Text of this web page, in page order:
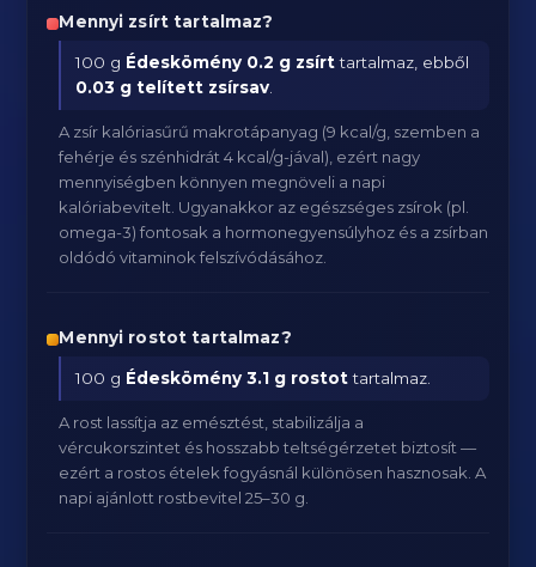
Mennyi zsírt tartalmaz?
100 g Édeskömény 0.2 g zsírttartalmaz, ebből
0.03 g telített zsírsav
A zsír kalóriasűrű makrotápanyag (9 kcal/g, szemben a
fehérje és szénhidrát 4 kcal/g-jával), ezért nagy
mennyiségben könnyen megnöveli a napi
kalóriabevitelt. Ugyanakkor az egészséges zsírok (pl.
omega-3) fontosak a hormonegyensúlyhoz és a zsírban
oldódó vitaminok felszívódásához.
Mennyi rostot tartalmaz?
100 g Édeskömény 3.1 g rostottartalmaz.
A rost lassítja az emésztést, stabilizálja a
vércukorszintet és hosszabb teltségérzetet biztosít —
ezért a rostos ételek fogyásnál különösen hasznosak. A
napi ajánlott rostbevitel 25–30 g.